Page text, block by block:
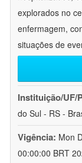
explorados no
enfermagem,
situações de
Instituição/UF/
do Sul - RS -
Vigência: Mon
00:00:00 BRT